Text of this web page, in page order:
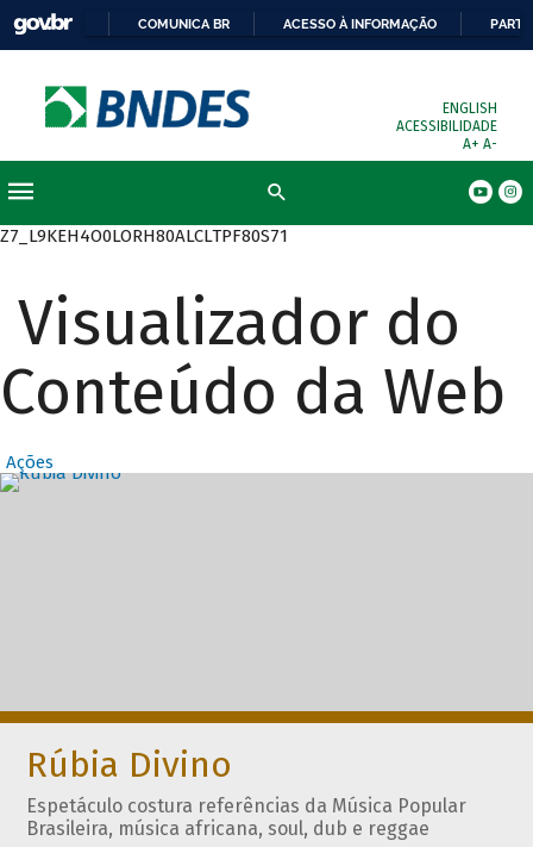
COMUNICA BR ACESSO À INFORMAÇÃO
ENGLISH
ACESSIBILIDADE
A+ A-
Z7_L9KEH4O0LORH80ALCLTPF80S71
Visualizador do
Conteúdo da Web
Ações
Destaques
Rúbia Divino
Espetáculo costura referências da Música Popular
Brasileira, música africana, soul, dub e reggae